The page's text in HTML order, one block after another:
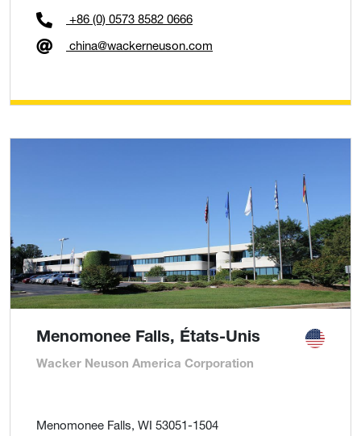
+86 (0) 0573 8582 0666
china@wackerneuson.com
Menomonee Falls, États-Unis
Wacker Neuson America Corporation
Menomonee Falls, WI 53051-1504